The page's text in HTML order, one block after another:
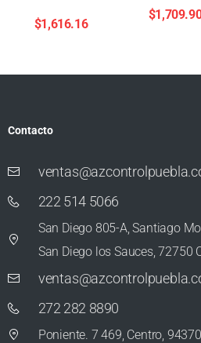
$1,616.16
$
Contacto
222 514 5066
San Diego 805-A, Santiago
San Diego los Sauces, 72750
272 282 8890
Poniente. 7 469, Centro,